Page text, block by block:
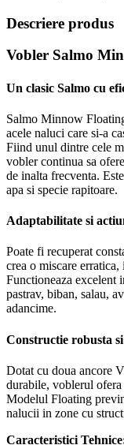
Descriere produs
Vobler Salmo
Un clasic Salmo cu
Salmo Minnow
acele naluci care si-a
Fiind unul dintre cele
vobler continua sa
de inalta frecventa.
apa si specie rapitoare.
Adaptabilitate si
Poate fi recuperat
crea o miscare
Functioneaza excelent
pastrav, biban, salau,
adancime.
Constructie robusta
Dotat cu doua ancore
durabile, voblerul
Modelul Floating
nalucii in zone cu
Caracteristici